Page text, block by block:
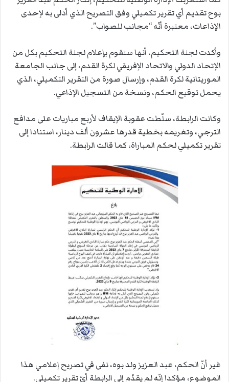
بوح تقديم أي تقرير تكميلي وفق التصريح الذي أدلى به لإحدى
الإذاعات، معتبرة أنّه “مجانب للصواب”.
وأكدت لجنة التحكيم، أنها ستقوم بإعلام لجنة التحكيم بكل من
الإتحاد الدولي والاتحاد الإفريقي لكرة القدم، إلى جانب الجامعة
الموريتانية لكرة القدم، وإرسال صورة من التقرير التكميلي، الذي
يحمل توقيع الحكم، ونسخة من التسجيل الإذاعي.
وكانت الرابطة، سلّطت عقوبة الإيقاف لأربع مباريات على مدافع
الترجي، وتغريمه بخطية قدرها عشرون ألف دينار، استنادا إلى
تقرير تكميلي لحكم المباراة، كما قالت الرابطة.
غير أنّ الحكم، عبد العزيز ولد بوه، نفى في تصريح إعلامي هذا
الموضوع، مؤكدا إنّه لم يقدّم إلى الرابطة أيّ تقرير تكميلي.